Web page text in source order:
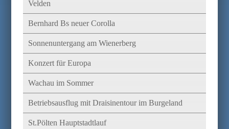
Velden
Bernhard Bs neuer Corolla
Sonnenuntergang am Wienerberg
Konzert für Europa
Wachau im Sommer
Betriebsausflug mit Draisinentour im Burgeland
St.Pölten Hauptstadtlauf